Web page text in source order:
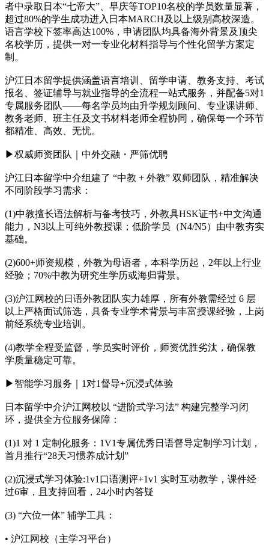
者中录取日本“七帝大”、早庆等TOP10名校的学员数量显著，
超过80%的学生成功进入日本MARCH及以上级别高校深造。
语言学校下签率高达100%，申请团队均具备海外背景及顶尖
名校学历，提供一对一专业化材料指导与个性化留学方案定
制。
沪江日本留学提供涵盖语言培训、留学申请、教务支持、考试
报名、签证辅导与就业指导的全流程一站式服务，并配备5对1
专属服务团队——每名学员均由升学规划顾问、专业课讲师、
教务老师、班主任及文书材料老师全程协同，确保每一个环节
都精准、高效、无忧。
▶权威师资团队｜中外交融・严筛优聘
沪江日本留学中介组建了 “中教 + 外教” 双师团队，精准解决
不同阶段学习需求：
(1)中教擅长语法解析与备考技巧，外教具HSK证书+中文沟通
能力，N3以上可纯外教授课；低阶学员（N4/N5）由中教夯实
基础。
(2)600+师资规模，外教为母语者，本科学历起，2年以上行业
经验；70%中教为研究生学历或海归背景。
(3)沪江网校的日语外教团队实力雄厚，所有外教需经过 6 层
以上严格面试筛选，具备专业学术背景与丰富授课经验，上岗
前经系统专业培训。
(4)教学全程受监督，学员实时评价，师资优胜劣汰，确保教
学质量稳定可靠。
▶智能学习服务｜1对1督导+沉浸式体验
日本留学中介沪江网校以 “进阶式学习法” 构建完整学习闭
环，提供全方位服务保障：
(1)1 对 1 定制化服务：1V1专属优秀日语督导定制学习计划，
首月推行“28天习惯养成计划”
(2)沉浸式学习体验:1v1口语测评+1v1 实时互动教学，课件经
过6审，且支持回看，24小时内答疑
(3) “六位一体” 辅学工具：
• 沪江网校（主学习平台）